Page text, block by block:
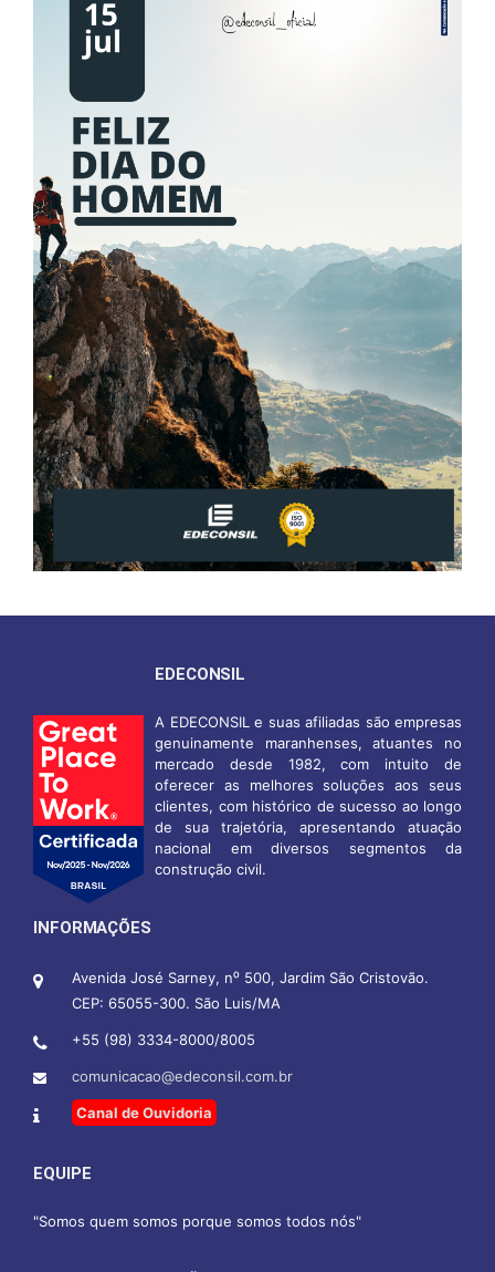
EDECONSIL
A EDECONSIL e suas afiliadas são empresas
genuinamente maranhenses, atuantes no
mercado desde 1982, com intuito de
oferecer as melhores soluções aos seus
clientes, com histórico de sucesso ao longo
de sua trajetória, apresentando atuação
nacional em diversos segmentos da
construção civil.
INFORMAÇÕES
Avenida José Sarney, n⁰ 500, Jardim São Cristovão.
CEP: 65055-300. São Luis/MA
+55 (98) 3334-8000/8005
comunicacao@edeconsil.com.br
Canal de Ouvidoria
EQUIPE
"Somos quem somos porque somos todos nós"